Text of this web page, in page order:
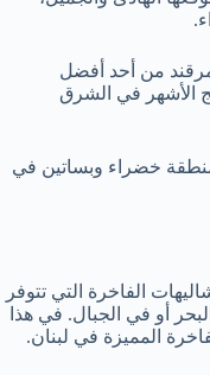
من أحد أفضل
الأشهر في الشرق
منطقة خضراء وبساتين في
الفاخرة التي تتوفر
أو في الجبال. في هذا
المميزة في لبنان.